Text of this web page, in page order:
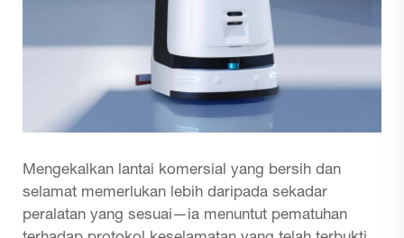
Mengekalkan lantai komersial yang bersih dan
selamat memerlukan lebih daripada sekadar
peralatan yang sesuai—ia menuntut pematuhan